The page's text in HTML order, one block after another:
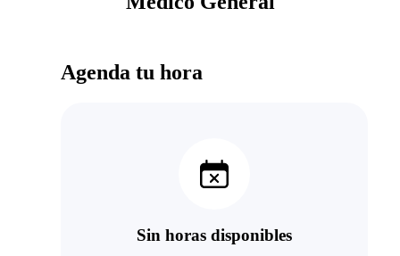
Agenda tu hora
Sin horas disponibles